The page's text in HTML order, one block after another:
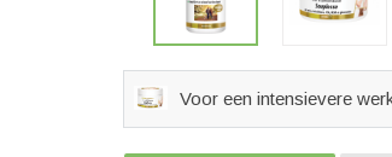
Voor een intensievere